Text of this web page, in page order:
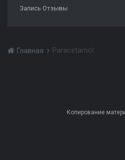
Запись Отзывы
Главная Paracetamol
Копирование